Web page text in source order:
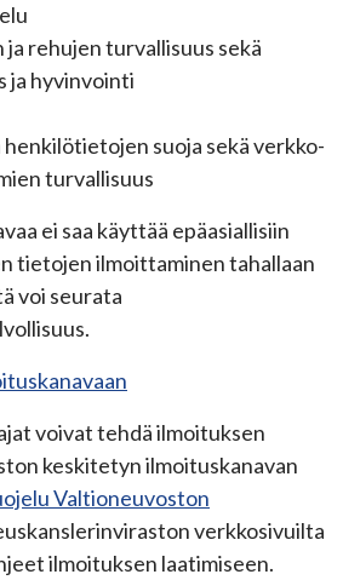
rehujen turvallisuus sekä
ja hyvinvointi
suoja sekä verkko-
turvallisuus
ei saa käyttää epäasiallisiin
tietojen ilmoittaminen tahallaan
voi seurata
voivat tehdä ilmoituksen
keskitetyn ilmoituskanavan
Valtioneuvoston
verkkosivuilta
ilmoituksen laatimiseen.